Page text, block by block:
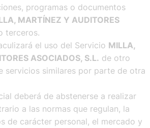
programas o documentos
MARTÍNEZ Y AUDITORES
terceros.
el uso del Servicio MILLA,
ASOCIADOS, S.L. de otro
servicios similares por parte de otra
deberá de abstenerse a realizar
a las normas que regulan, la
de carácter personal, el mercado y